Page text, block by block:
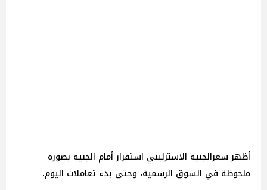
أظهر سعرالجنيه الاسترليني استقرار أمام الجنيه بصورة
ملحوظة في السوق الرسمية، وحتى بدء تعاملات اليوم.